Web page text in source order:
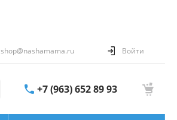
shop@nashamama.ru Войти
+7 (963) 652 89 93